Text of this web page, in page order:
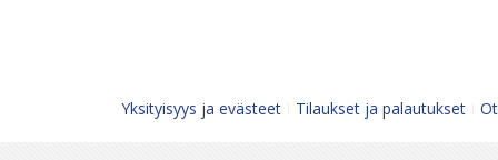
Yksityisyys ja evästeet Tilaukset ja palautukset